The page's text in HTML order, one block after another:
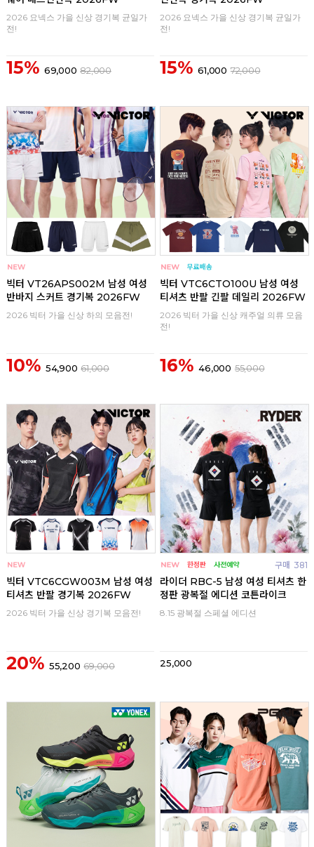
2026 요넥스 가을 신상 경기복 균일가
전!
15% 69,000 82,000
2026 요넥스 가을 신상 경기복 균일가
전!
15% 61,000 72,000
빅터 VT26APS002M 남성 여성
반바지 스커트 경기복 2026FW
2026 빅터 가을 신상 하의 모음전!
10% 54,900 61,000
빅터 VTC6CTO100U 남성 여성
티셔츠 반팔 긴팔 데일리 2026FW
2026 빅터 가을 신상 캐주얼 의류 모음
전!
16% 46,000 55,000
빅터 VTC6CGW003M 남성 여성
티셔츠 반팔 경기복 2026FW
2026 빅터 가을 신상 경기복 모음전!
20% 55,200 69,000
구매 381
라이더 RBC-5 남성 여성 티셔츠 한
정판 광복절 에디션 코튼라이크
8.15 광복절 스페셜 에디션
25,000